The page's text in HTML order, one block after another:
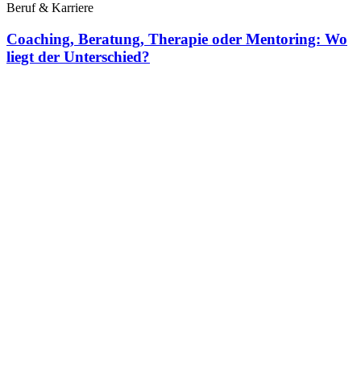
Beruf & Karriere
Coaching, Beratung, Therapie oder Mentoring: Wo
liegt der Unterschied?